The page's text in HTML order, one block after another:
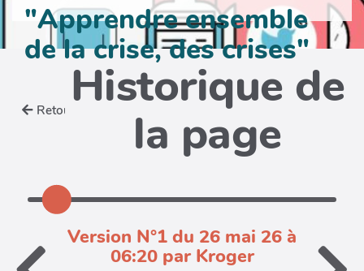
"Apprendre ensemble
de la crise, des crises"
Retour Historique de
la page
Version N°1 du 26 mai 26 à
06:20 par Kroger